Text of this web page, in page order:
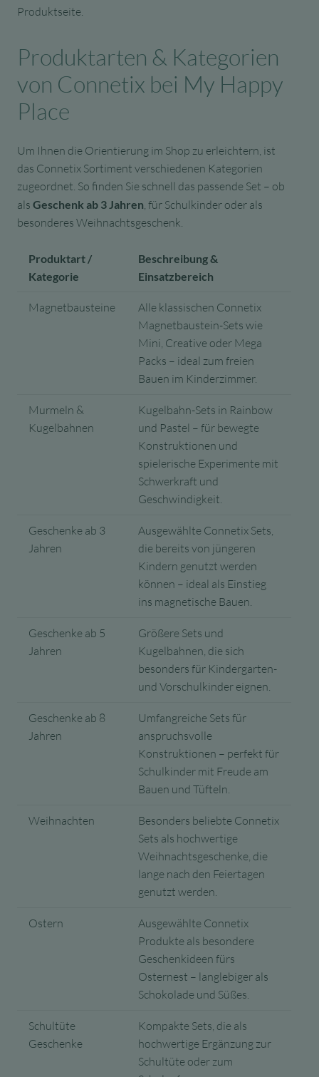
Produktseite.
Produktarten & Kategorien
von Connetix bei My Happy
Place
Um Ihnen die Orientierung im Shop zu erleichtern, ist
das Connetix Sortiment verschiedenen Kategorien
zugeordnet. So finden Sie schnell das passende Set – ob
als Geschenk ab 3 Jahren , für Schulkinder oder als
besonderes Weihnachtsgeschenk.
Produktart /
Kategorie
Beschreibung &
Einsatzbereich
Magnetbausteine
Alle klassischen Connetix
Magnetbaustein-Sets wie
Mini, Creative oder Mega
Packs – ideal zum freien
Bauen im Kinderzimmer.
Murmeln &
Kugelbahnen
Kugelbahn-Sets in Rainbow
und Pastel – für bewegte
Konstruktionen und
spielerische Experimente mit
Schwerkraft und
Geschwindigkeit.
Geschenke ab 3
Jahren
Ausgewählte Connetix Sets,
die bereits von jüngeren
Kindern genutzt werden
können – ideal als Einstieg
ins magnetische Bauen.
Geschenke ab 5
Jahren
Größere Sets und
Kugelbahnen, die sich
besonders für Kindergarten-
und Vorschulkinder eignen.
Geschenke ab 8
Jahren
Umfangreiche Sets für
anspruchsvolle
Konstruktionen – perfekt für
Schulkinder mit Freude am
Bauen und Tüfteln.
Weihnachten
Besonders beliebte Connetix
Sets als hochwertige
Weihnachtsgeschenke, die
lange nach den Feiertagen
genutzt werden.
Ostern
Ausgewählte Connetix
Produkte als besondere
Geschenkideen fürs
Osternest – langlebiger als
Schokolade und Süßes.
Schultüte
Geschenke
Kompakte Sets, die als
hochwertige Ergänzung zur
Schultüte oder zum